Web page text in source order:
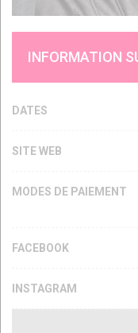
INFORMATION
DATES
SITE WEB
MODES DE PAIEMENT
FACEBOOK
INSTAGRAM